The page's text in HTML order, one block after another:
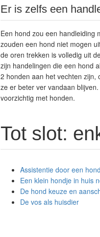
Er is zelfs een
Een hond zou een handleiding
zouden een hond niet mogen
de oren trekken is volledig uit
zijn handelingen die een hond
2 honden aan het vechten zijn,
ze er beter ver vandaan
voorzichtig met honden.
Tot slot:
Assistentie door een hond
Een klein hondje in huis
De hond keuze en
De vos als huisdier